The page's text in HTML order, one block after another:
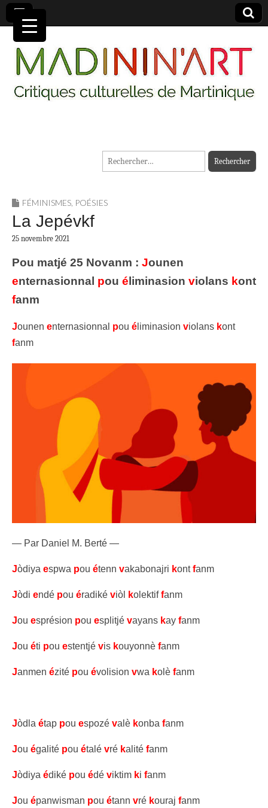
MADININ'ART
Rechercher :
FÉMINISMES, POÉSIES
La Jepévkf
25 novembre 2021
Pou matjé 25 Novanm : Jounen
enternasionnal pou é liminasion violans kont
fanm
Jounen enternasionnal pou é liminasion violans kont
fanm
— Par Daniel M. Berté —
Jòdiya espwa pou étenn vakabonajri kontfanm
Jòdi endé pou éradiké viòl kolektiffanm
Jou esprésion pou esplitjé vayans kay fanm
Jou éti pou estentjé vis kouyonnè fanm
Janmen ézité pou évolision vwa kolè fanm
Jòdla étap pou espozé valè konba fanm
Jou égalité pou étalé vré kalité fanm
Jòdiya édiké pou édé viktim ki fanm
Jou épanwisman pou étann vré kouraj fanm